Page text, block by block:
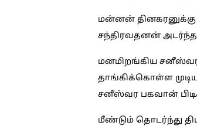
மன்னன் தினகரனுக்கு
சந்திரவதனன்
மனமிறங்கிய
தாங்கிக்கொள்ள
சனீஸ்வர பகவான்
மீண்டும் தொடர்ந்து